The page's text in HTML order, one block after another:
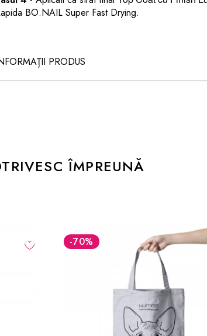
BO.NAIL Super Fast Drying.
PRODUS
ÎMPREUNĂ
-40%